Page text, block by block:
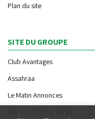
Plan du site
SITE DU GROUPE
Club Avantages
Assahraa
Le Matin Annonces